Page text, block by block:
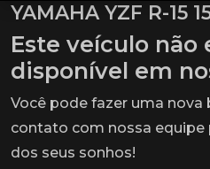
YAMAHA YZF R-15
Este veículo não
disponível em
Você pode fazer uma nova
contato com nossa equipe
dos seus sonhos!